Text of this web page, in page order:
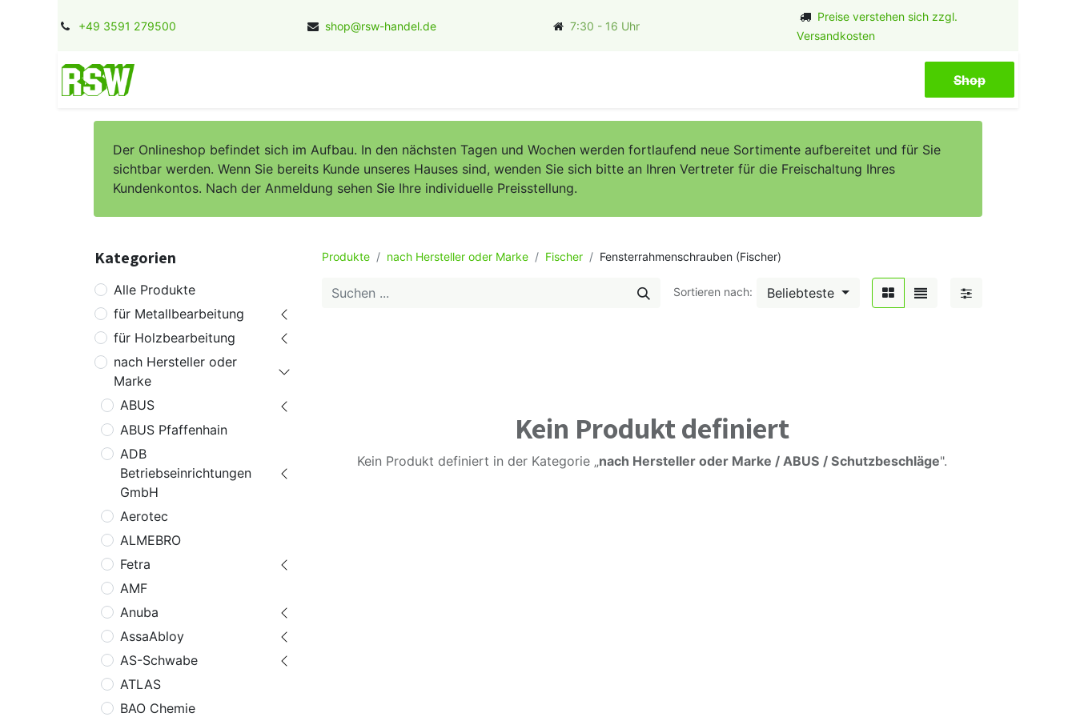
+49 3591 279500 shop@rsw-handel.de 7:30 - 16 Uhr
Preise verstehen sich zzgl.
Versandkosten
Shop​​​​
Der Onlineshop befindet sich im Aufbau. In den nächsten Tagen und Wochen werden fortlaufend neue Sortimente aufbereitet und für Sie
sichtbar werden. Wenn Sie bereits Kunde unseres Hauses sind, wenden Sie sich bitte an Ihren Vertreter für die Freischaltung Ihres
Kundenkontos. Nach der Anmeldung sehen Sie Ihre individuelle Preisstellung.
Kategorien
Alle Produkte
für Metallbearbeitung
für Holzbearbeitung
nach Hersteller oder
Marke
ABUS
ABUS Pfaffenhain
ADB
Betriebseinrichtungen
GmbH
Aerotec
ALMEBRO
Fetra
AMF
Anuba
AssaAbloy
AS-Schwabe
ATLAS
BAO Chemie
Produkte nach Hersteller oder Marke Fischer Fensterrahmenschrauben (Fischer)
Sortieren nach: Beliebteste
Kein Produkt definiert
Kein Produkt definiert in der Kategorie „nach Hersteller oder Marke / ABUS / Schutzbeschläge".